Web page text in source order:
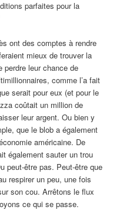
parfaites pour la
ont des comptes à rendre
mieux de trouver la
perdre leur chance de
comme l’a fait
serait pour eux (et pour le
coûtait un million de
leur argent. Ou bien y
que le blob a également
américaine. De
également sauter un trou
peut-être pas. Peut-être que
respirer un peu, une fois
son cou. Arrêtons le flux
ce qui se passe.